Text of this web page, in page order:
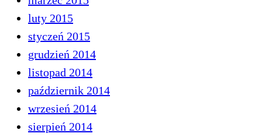
luty 2015
styczeń 2015
grudzień 2014
listopad 2014
październik 2014
wrzesień 2014
sierpień 2014